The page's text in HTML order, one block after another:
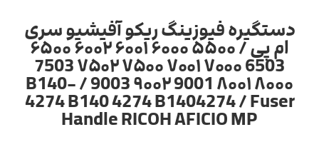
دستگیره فیوزینگ ریکو آفیشیو سری
ام پی / ۵۵۰۰ ۶۰۰۰ ۶۰۰۱ ۶۰۰۲ ۶۵۰۰
6503 ۷۰۰۰ ۷۰۰۱ ۷۵۰۰ ۷۵۰۲ 7503
۸۰۰۰ ۸۰۰۱ 9001 ۹۰۰۲ 9003 / B140-
4274 B140 4274 B1404274 / Fuser
Handle RICOH AFICIO MP